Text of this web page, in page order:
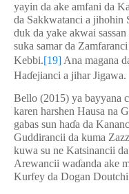
yayin da ake amfani da
da Sakkwatanci a jihohin
duk da yake akwai
suka samar da
Kebbi.[19] Ana magana
Haɗejianci a jihar
Bello (2015) ya bayyana
karen harshen Hausa na
gabas sun haɗa da
Guddirancii da kuma
kuwa su ne Katsinancii
Arewancii waɗanda ake
Kurfey da Dogan